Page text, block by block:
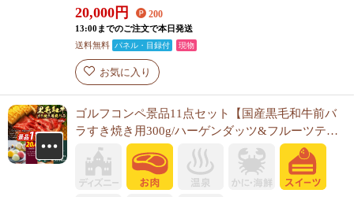
20,000円 200
13:00までのご注文で本日発送
送料無料
パネル・目録付 現物
お気に入り
ゴルフコンペ景品11点セット【国産黒毛和牛前バ
ラすき焼き用300g/ハーゲンダッツ&フルーツティ
アラアイスセット 他】A3パネル・目録付き<送料
無料>